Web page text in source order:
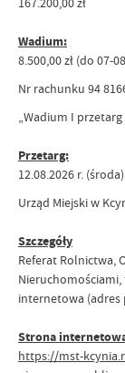
Wadium:
8.500,00 zł (do 07-
Nr rachunku 94
„Wadium I
Przetarg:
12.08.2026 r.
Urząd Miejski w
Szczegóły
Referat Rolnictwa,
Nieruchomościami,
internetowa (adres
Strona
https://mst-